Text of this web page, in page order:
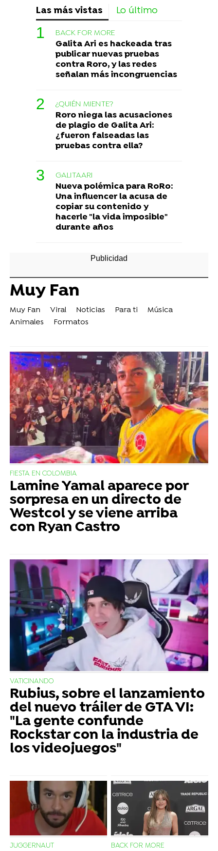
Las más vistas Lo último
BACK FOR MORE
Galita Ari es hackeada tras
publicar nuevas pruebas
contra Roro, y las redes
señalan más incongruencias
¿QUIÉN MIENTE?
Roro niega las acusaciones
de plagio de Galita Ari:
¿fueron falseadas las
pruebas contra ella?
GALITAARI
Nueva polémica para RoRo:
Una influencer la acusa de
copiar su contenido y
hacerle "la vida imposible"
durante años
Muy Fan
Muy Fan Viral Noticias Para ti
Música
Animales
Formatos
FIESTA EN COLOMBIA
Lamine Yamal aparece por
sorpresa en un directo de
Westcol y se viene arriba
con Ryan Castro
VATICINANDO
Rubius, sobre el lanzamiento
del nuevo tráiler de GTA VI:
"La gente confunde
Rockstar con la industria de
los videojuegos"
JUGGERNAUT
BACK FOR MORE